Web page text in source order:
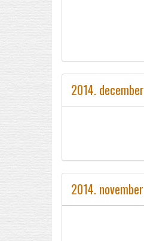
2014. december
2014. november